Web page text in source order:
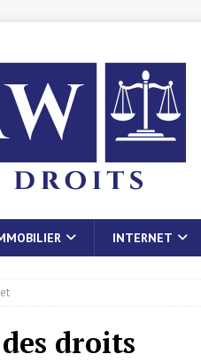
INTERNET
droits